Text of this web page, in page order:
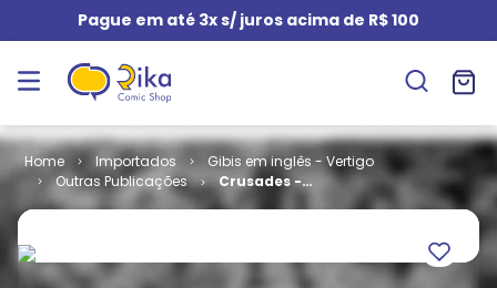
Pague em até 3x s/ juros acima de R$ 100
Importados
Gibis em inglês - Vertigo
Outras Publicações
Crusades -
Urban Decree